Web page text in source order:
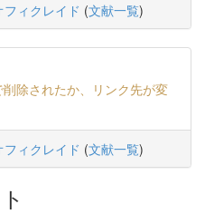
フィクレイド (文献一覧)
除されたか、リンク先が変
フィクレイド (文献一覧)